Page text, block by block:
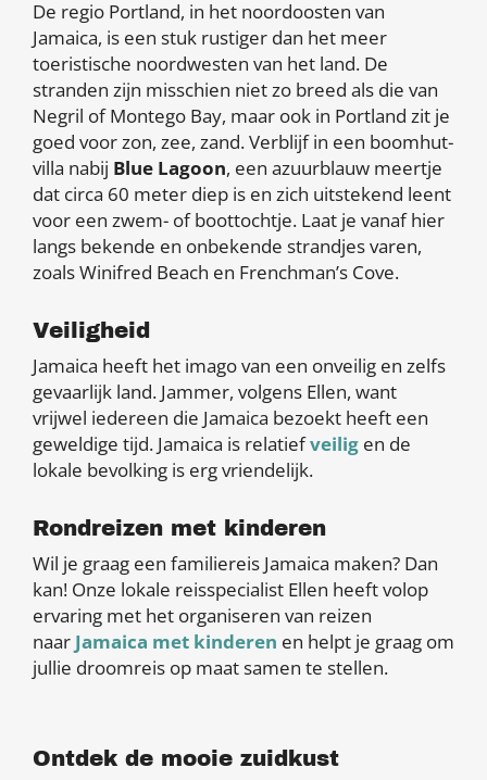
De regio Portland, in het noordoosten van
Jamaica, is een stuk rustiger dan het meer
toeristische noordwesten van het land. De
stranden zijn misschien niet zo breed als die van
Negril of Montego Bay, maar ook in Portland zit je
goed voor zon, zee, zand. Verblijf in een boomhut-
villa nabij Blue Lagoon, een azuurblauw meertje
dat circa 60 meter diep is en zich uitstekend leent
voor een zwem- of boottochtje. Laat je vanaf hier
langs bekende en onbekende strandjes varen,
zoals Winifred Beach en Frenchman’s Cove.
Veiligheid
Jamaica heeft het imago van een onveilig en zelfs
gevaarlijk land. Jammer, volgens Ellen, want
vrijwel iedereen die Jamaica bezoekt heeft een
geweldige tijd. Jamaica is relatiefveilig en de
lokale bevolking is erg vriendelijk.
Rondreizen met kinderen
Wil je graag een familiereis Jamaica maken? Dan
kan! Onze lokale reisspecialist Ellen heeft volop
ervaring met het organiseren van reizen
naar Jamaica met kinderen en helpt je graag om
jullie droomreis op maat samen te stellen.
Ontdek de mooie zuidkust